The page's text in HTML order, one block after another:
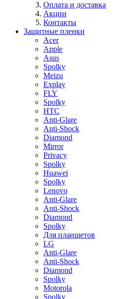
Оплата и доставка
Акции
Контакты
Защитные пленки
Acer
Apple
Asus
Spolky
Meizu
Explay
FLY
Spolky
HTC
Anti-Glare
Anti-Shock
Diamond
Mirror
Privacy
Spolky
Huawei
Spolky
Lenovo
Anti-Glare
Anti-Shock
Diamond
Spolky
Для планшетов
LG
Anti-Glare
Anti-Shock
Diamond
Spolky
Motorola
Spolky